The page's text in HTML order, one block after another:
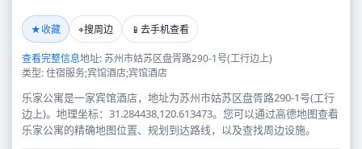
★收藏 ⌖搜周边 📱 去手机查看
查看完整信息地址: 苏州市姑苏区盘胥路290-1号(工行边上)
类型: 住宿服务;宾馆酒店;宾馆酒店
乐家公寓是一家宾馆酒店，地址为苏州市姑苏区盘胥路290-1号(工行
边上)。地理坐标：31.284438,120.613473。您可以通过高德地图查看
乐家公寓的精确地图位置、规划到达路线，以及查找周边设施。